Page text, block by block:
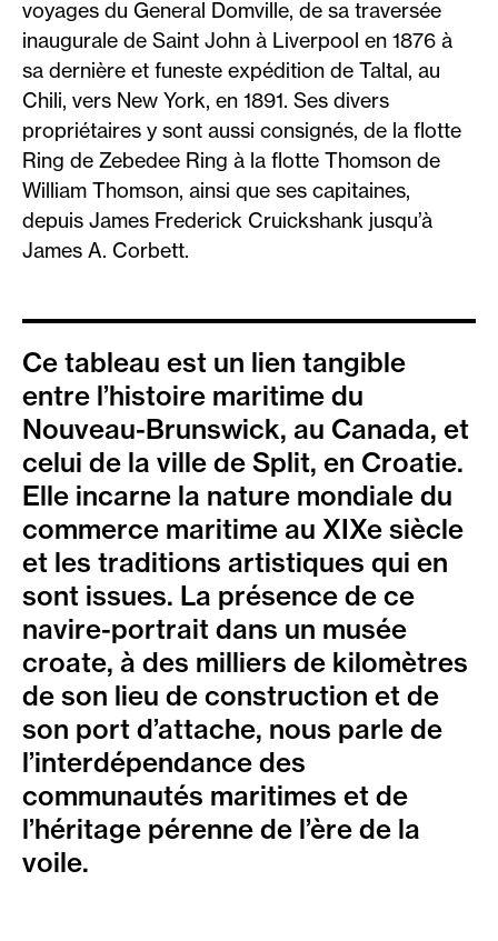
voyages du General Domville, de sa traversée
inaugurale de Saint John à Liverpool en 1876 à
sa dernière et funeste expédition de Taltal, au
Chili, vers New York, en 1891. Ses divers
propriétaires y sont aussi consignés, de la flotte
Ring de Zebedee Ring à la flotte Thomson de
William Thomson, ainsi que ses capitaines,
depuis James Frederick Cruickshank jusqu’à
James A. Corbett.
Ce tableau est un lien tangible
entre l’histoire maritime du
Nouveau-Brunswick, au Canada, et
celui de la ville de Split, en Croatie.
Elle incarne la nature mondiale du
commerce maritime au XIXe siècle
et les traditions artistiques qui en
sont issues. La présence de ce
navire-portrait dans un musée
croate, à des milliers de kilomètres
de son lieu de construction et de
son port d’attache, nous parle de
l’interdépendance des
communautés maritimes et de
l’héritage pérenne de l’ère de la
voile.